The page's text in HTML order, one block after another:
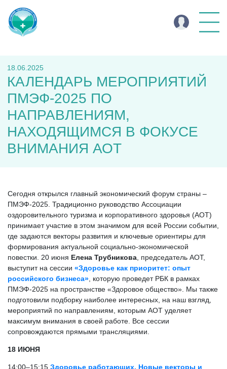
18.06.2025
КАЛЕНДАРЬ МЕРОПРИЯТИЙ
ПМЭФ-2025 ПО
НАПРАВЛЕНИЯМ,
НАХОДЯЩИМСЯ В ФОКУСЕ
ВНИМАНИЯ АОТ
Сегодня открылся главный экономический форум страны –
ПМЭФ-2025. Традиционно руководство Ассоциации
оздоровительного туризма и корпоративного здоровья (АОТ)
принимает участие в этом значимом для всей России событии,
где задаются векторы развития и ключевые ориентиры для
формирования актуальной социально-экономической
повестки. 20 июня Елена Трубникова , председатель АОТ,
выступит на сессии «Здоровье как приоритет: опыт
российского бизнеса» , которую проведет РБК в рамках
ПМЭФ-2025 на пространстве «Здоровое общество». Мы также
подготовили подборку наиболее интересных, на наш взгляд,
мероприятий по направлениям, которым АОТ уделяет
максимум внимания в своей работе. Все сессии
сопровождаются прямыми трансляциями.
18 ИЮНЯ
14:00–15:15 Здоровье работающих. Новые векторы и